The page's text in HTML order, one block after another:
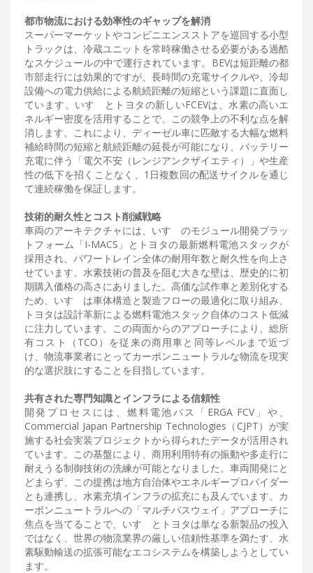
都市物流における効率性のギャップを解消
スーパーマーケットやコンビニエンスストアを巡回する小型
トラックは、冷蔵ユニットを常時稼働させる必要がある過酷
なスケジュールの中で運行されています。BEVは短距離の都
市部走行には効果的ですが、長時間の充電サイクルや、冷却
設備への電力供給による航続距離の短縮という課題に直面し
ています。いすゞとトヨタの新しいFCEVは、水素の高いエ
ネルギー密度を活用することで、この競争上の不利な点を解
消します。これにより、ディーゼル車に匹敵する大幅な燃料
補給時間の短縮と航続距離の延長が可能になり、バッテリー
充電に伴う「電欠不安（レンジアンクザイエティ）」や生産
性の低下を招くことなく、1日複数回の配送サイクルを通じ
て連続稼働を保証します。
技術的耐久性とコスト削減戦略
車両のアーキテクチャには、いすゞのモジュール開発プラッ
トフォーム「I-MACS」とトヨタの最新燃料電池スタックが
採用され、パワートレイン全体の耐用年数と耐久性を向上さ
せています。水素技術の普及を阻む大きな壁は、歴史的に初
期購入価格の高さにありました。高価な試作車と差別化する
ため、いすゞは車体構造と製造フローの最適化に取り組み、
トヨタは設計革新による燃料電池スタック自体のコスト低減
に注力しています。この両面からのアプローチにより、総所
有コスト（TCO）を従来の商用車と同等レベルまで近づ
け、物流事業者にとってカーボンニュートラルな物流を現実
的な選択肢にすることを目指しています。
共有された専門知識とインフラによる信頼性
開発プロセスには、燃料電池バス「ERGA FCV」や、
Commercial Japan Partnership Technologies（CJPT）が実
施する社会実装プロジェクトから得られたデータが活用され
ています。この基盤により、商用利用特有の振動や多走行に
耐えうる制御技術の洗練が可能となりました。車両開発にと
どまらず、この提携は地方自治体やエネルギープロバイダー
とも連携し、水素充填インフラの拡充にも及んでいます。カ
ーボンニュートラルへの「マルチパスウェイ」アプローチに
焦点を当てることで、いすゞとトヨタは単なる新製品の投入
ではなく、世界の物流業界の厳しい信頼性基準を満たす、水
素駆動輸送の拡張可能なエコシステムを構築しようとしてい
ます。